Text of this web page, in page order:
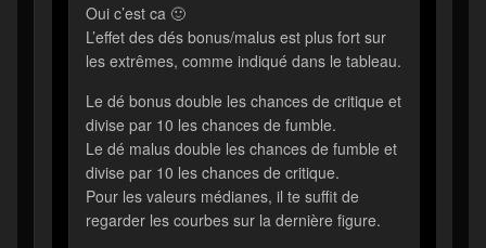
Oui c’est ca 🙂
L’effet des dés bonus/malus est plus fort sur
les extrêmes, comme indiqué dans le tableau.
Le dé bonus double les chances de critique et
divise par 10 les chances de fumble.
Le dé malus double les chances de fumble et
divise par 10 les chances de critique.
Pour les valeurs médianes, il te suffit de
regarder les courbes sur la dernière figure.